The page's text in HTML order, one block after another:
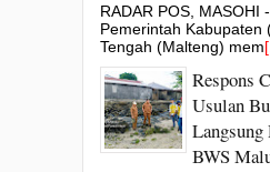
RADAR POS, MASOHI
Pemerintah Kabupaten
Tengah (Malteng) mem
Respons
Usulan
BWS